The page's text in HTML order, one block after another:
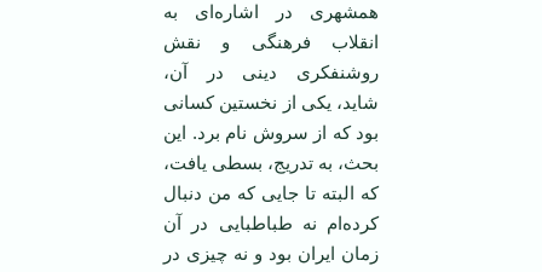
همشهری در اشاره‌ای به
انقلاب فرهنگی و نقش
روشنفکری دینی در آن،
شاید، یکی از نخستین کسانی
بود که از سروش نام برد. این
بحث، به تدریج، بسطی یافت،
که البته تا جایی که من دنبال
کرده‌ام نه طباطبایی در آن
زمان ایران بود و نه چیزی در